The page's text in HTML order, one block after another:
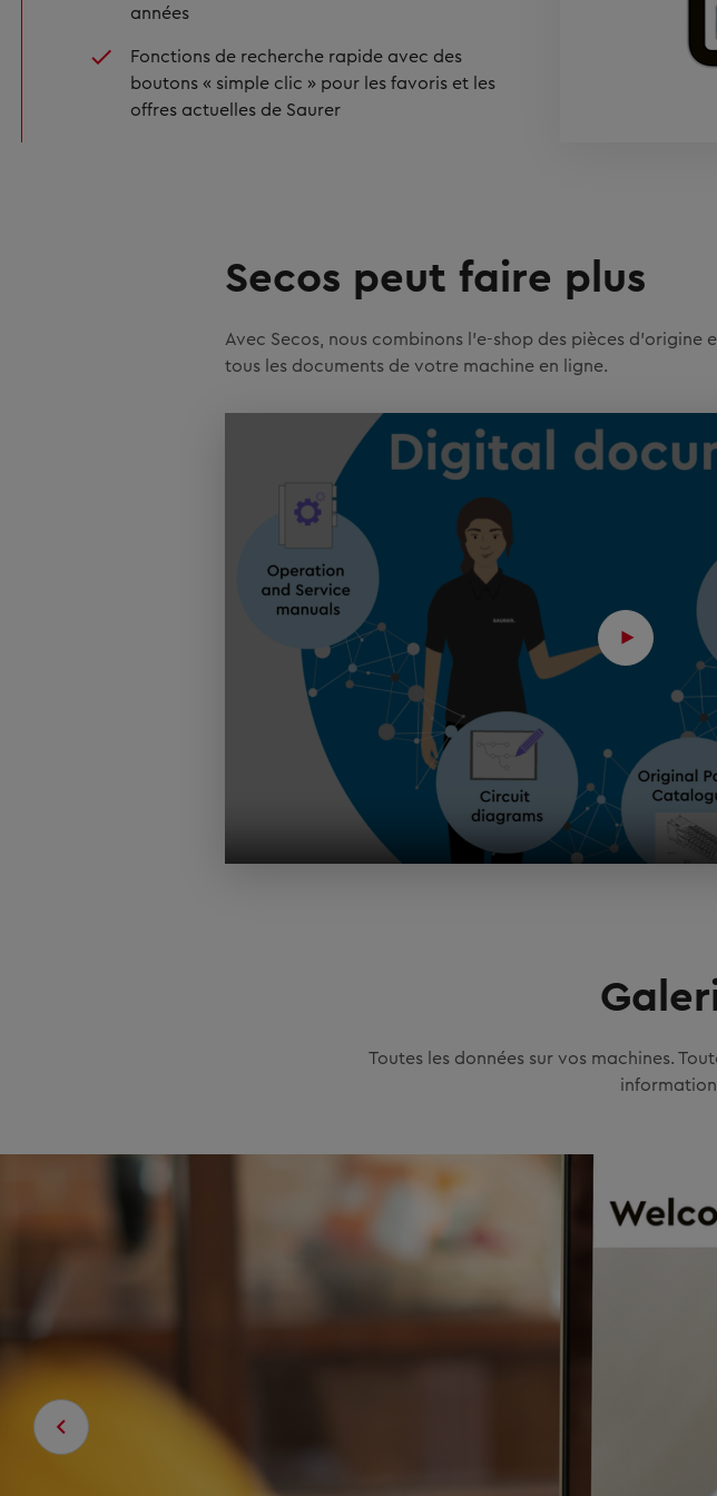
années
Fonctions de recherche rapide avec des
boutons « simple clic » pour les favoris et les
offres actuelles de Saurer
Secos peut faire plus
Avec Secos, nous combinons l'e-shop des pièces d'origine
tous les documents de votre machine en ligne.
Toutes les données sur vos machines.